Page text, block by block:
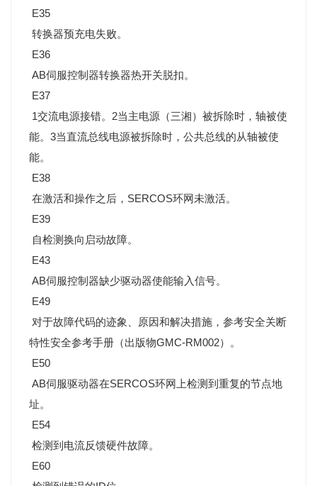
E35
转换器预充电失败。
E36
AB伺服控制器转换器热开关脱扣。
E37
1交流电源接错。2当主电源（三湘）被拆除时，轴被使
能。3当直流总线电源被拆除时，公共总线的从轴被使
能。
E38
在激活和操作之后，SERCOS环网未激活。
E39
自检测换向启动故障。
E43
AB伺服控制器缺少驱动器使能输入信号。
E49
对于故障代码的迹象、原因和解决措施，参考安全关断
特性安全参考手册（出版物GMC-RM002）。
E50
AB伺服驱动器在SERCOS环网上检测到重复的节点地
址。
E54
检测到电流反馈硬件故障。
E60